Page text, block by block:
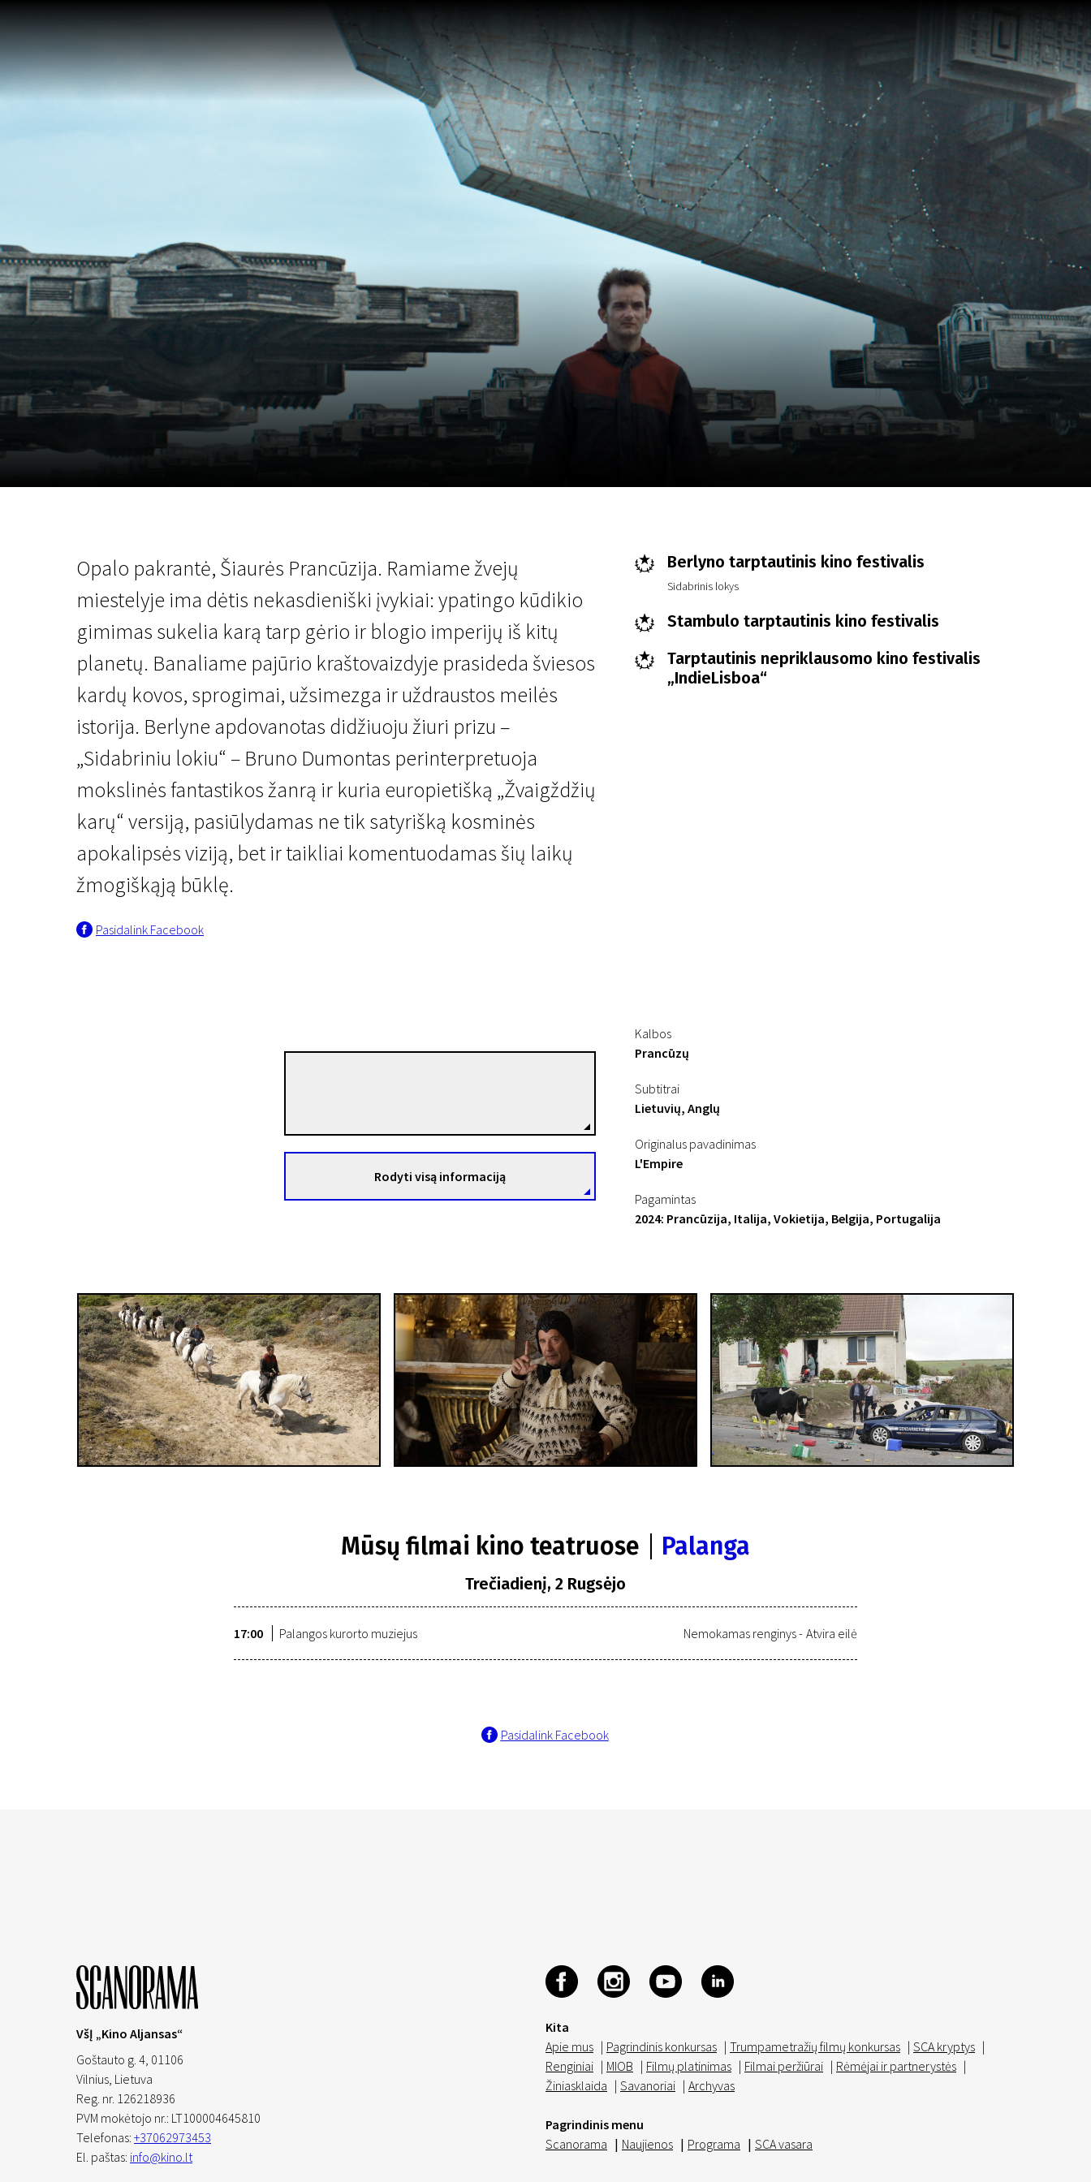
Kertant Europą
Imperija
Opalo pakrantė, Šiaurės Prancūzija. Ramiame žvejų
miestelyje ima dėtis nekasdieniški įvykiai: ypatingo kūdikio
gimimas sukelia karą tarp gėrio ir blogio imperijų iš kitų
planetų. Banaliame pajūrio kraštovaizdyje prasideda šviesos
kardų kovos, sprogimai, užsimezga ir uždraustos meilės
istorija. Berlyne apdovanotas didžiuoju žiuri prizu –
„Sidabriniu lokiu“ – Bruno Dumontas perinterpretuoja
mokslinės fantastikos žanrą ir kuria europietišką „Žvaigždžių
karų“ versiją, pasiūlydamas ne tik satyrišką kosminės
apokalipsės viziją, bet ir taikliai komentuodamas šių laikų
žmogiškąją būklę.
Pasidalink Facebook
Berlyno tarptautinis kino festivalis
Sidabrinis lokys
Stambulo tarptautinis kino festivalis
Tarptautinis nepriklausomo kino festivalis
„IndieLisboa“
Rodyti visą informaciją
Kalbos
Prancūzų
Subtitrai
Lietuvių, Anglų
Originalus pavadinimas
L'Empire
Pagamintas
2024: Prancūzija, Italija, Vokietija, Belgija, Portugalija
Mūsų filmai kino teatruose Palanga
Trečiadienį, 2 Rugsėjo
17:00 Palangos kurorto muziejus Nemokamas renginys - Atvira eilė
Pasidalink Facebook
Kita
Apie mus | Pagrindinis konkursas | Trumpametražių filmų konkursas | SCA kryptys |
Renginiai | MIOB | Filmų platinimas | Filmai peržiūrai | Rėmėjai ir partnerystės |
Žiniasklaida | Savanoriai | Archyvas
Pagrindinis menu
Scanorama | Naujienos | Programa | SCA vasara
VšĮ „Kino Aljansas“
Goštauto g. 4, 01106
Vilnius, Lietuva
Reg. nr. 126218936
PVM mokėtojo nr.: LT100004645810
Telefonas: +37062973453
El. paštas: info@kino.lt